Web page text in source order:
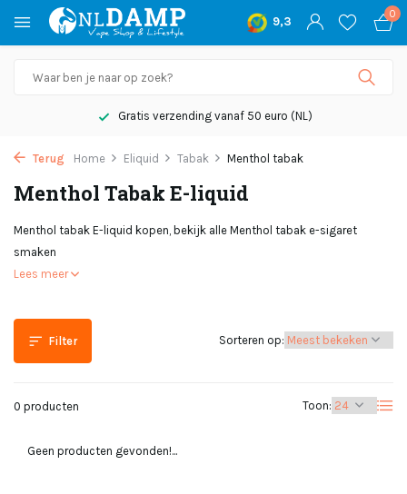
9,3
0
Gratis verzending vanaf 50 euro (NL)
Terug Home Eliquid Tabak Menthol tabak
Menthol Tabak E-liquid
Menthol tabak E-liquid kopen, bekijk alle Menthol tabak e-sigaret
smaken
Lees meer
Filter
0 producten Toon:
Sorteren op:
Geen producten gevonden!...